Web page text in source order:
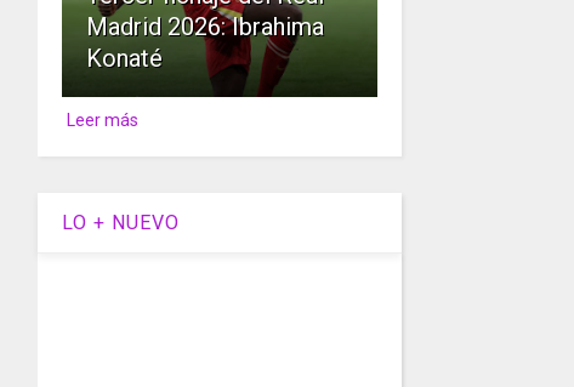
Madrid 2026: Ibrahima
Konaté
Leer más
LO + NUEVO